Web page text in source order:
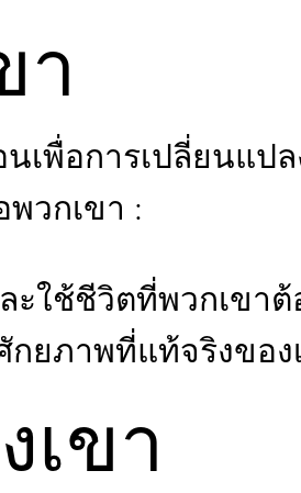
า
เพื่อการเปลี่ยนแป
วกเขา :
ะใช้ชีวิตที่พวกเขา
ยภาพที่แท้จริงของ
ขา